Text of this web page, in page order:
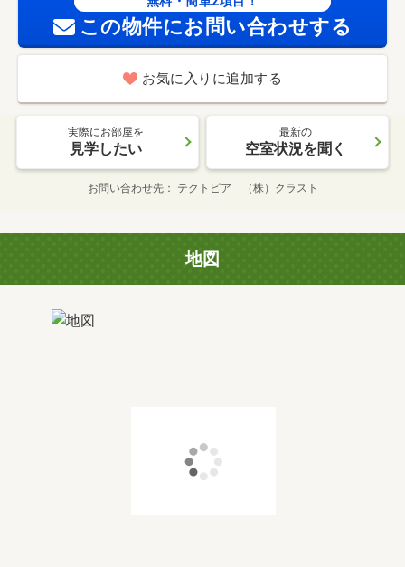
この物件にお問い合わせする
お気に入りに追加する
実際にお部屋を
見学したい
最新の
空室状況を聞く
お問い合わせ先 テクトピア （株）クラスト
地図